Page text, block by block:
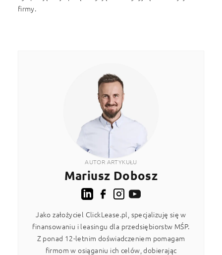
firmy.
AUTOR ARTYKUŁU
Mariusz Dobosz
Jako założyciel ClickLease.pl, specjalizuję się w
finansowaniu i leasingu dla przedsiębiorstw MŚP.
Z ponad 12-letnim doświadczeniem pomagam
firmom w osiąganiu ich celów, dobierając